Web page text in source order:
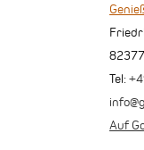
82377
Tel:
Auf